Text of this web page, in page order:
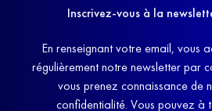
Inscrivez-vous à la
En renseignant votre email, vous
régulièrement notre newsletter par
vous prenez connaissance de
confidentialité. Vous pouvez à